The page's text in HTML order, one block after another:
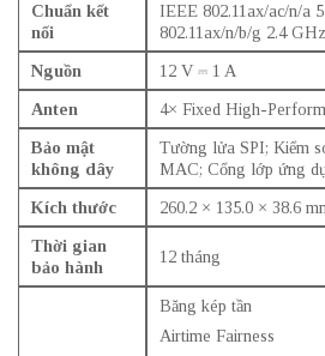
Chuẩn kết
nối
IEEE 802.11ax/ac/n/a
802.11ax/n/b/g 2.4 GHz
Nguồn
12 V ⎓ 1 A
Anten
4× Fixed High-
Bảo mật
không dây
Tường lửa SPI; Kiểm
MAC; Cổng lớp ứng
Kích thước
260.2 × 135.0 × 38.6
Thời gian
bảo hành
12 tháng
Băng kép tần
Airtime Fairness